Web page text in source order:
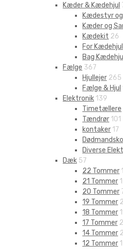
Kæder & Kædehjul
Kædestyr
Kæder og
Kædekit 26
For Kædehjul
Bag Kædehjul
Fælge 367
Hjullejer 265
Fælge & Hjul
Elektronik 139
Timetællere
Tændrør 101
kontaker 17
Diverse
Dæk 57
22 Tommer 1
21 Tommer
20 Tommer
19 Tommer
18 Tommer
17 Tommer 2
14 Tommer 2
12 Tommer 1